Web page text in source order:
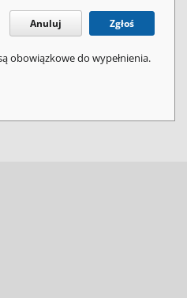
Anuluj Zgłoś
obowiązkowe do wypełnienia.